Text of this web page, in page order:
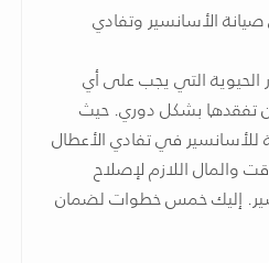
الأسانسير وتفادي
الحيوية التي يجب على أي
تفقدها بشكل دوري. حيث
للأسانسير في تفادي الأعطال
والمال اللازم لإصلاح
إليك خمس خطوات لضمان